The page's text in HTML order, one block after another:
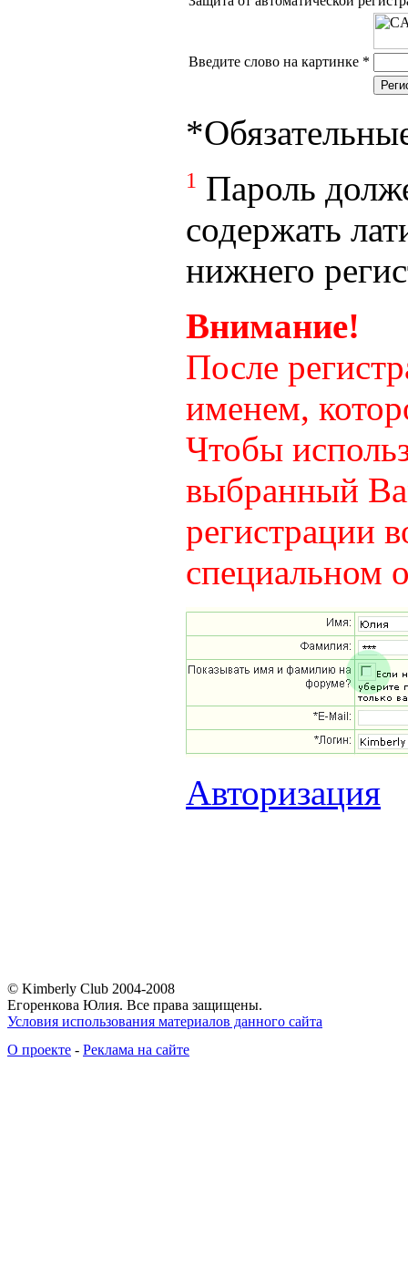
Введите слово на картинке *
*
1 Пароль
содержать
нижнего
Внимание!
После
именем,
Чтобы
выбранный
регистрации
специальном
Авторизация
© Kimberly Club 2004-2008
Егоренкова Юлия. Все права защищены.
Условия использования материалов данного сайта
О проекте - Реклама на сайте